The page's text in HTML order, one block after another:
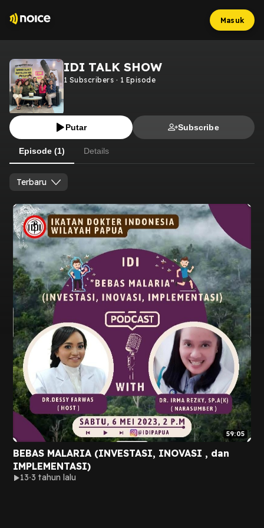
Masuk
IDI TALK SHOW
1 Subscribers · 1 Episode
Putar Subscribe
Episode (1) Details
Terbaru
59:05
BEBAS MALARIA (INVESTASI, INOVASI , dan
IMPLEMENTASI)
13 3 tahun lalu